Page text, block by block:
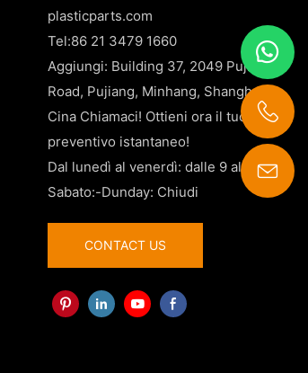
plasticparts.com
Tel:86 21 3479 1660
Aggiungi: Building 37, 2049 Pujin
Road, Pujiang, Minhang, Shanghai,
Cina Chiamaci! Ottieni ora il tuo
preventivo istantaneo!
Dal lunedì al venerdì: dalle 9 alle 18
Sabato:-Dunday: Chiudi
CONTACT US